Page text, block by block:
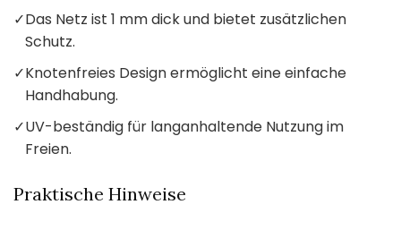
✓Das Netz ist 1 mm dick und bietet zusätzlichen
Schutz.
✓Knotenfreies Design ermöglicht eine einfache
Handhabung.
✓UV-beständig für langanhaltende Nutzung im
Freien.
Praktische Hinweise